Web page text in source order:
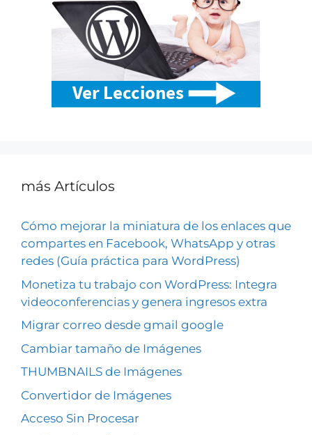
más Artículos
Cómo mejorar la miniatura de los enlaces que
compartes en Facebook, WhatsApp y otras
redes (Guía práctica para WordPress)
Monetiza tu trabajo con WordPress: Integra
videoconferencias y genera ingresos extra
Migrar correo desde gmail google
Cambiar tamaño de Imágenes
THUMBNAILS de Imágenes
Convertidor de Imágenes
Acceso Sin Procesar